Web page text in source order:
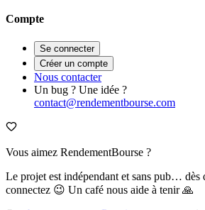
Compte
Se connecter
Créer un compte
Nous contacter
Un bug ? Une idée ?
contact@rendementbourse.com
Vous aimez RendementBourse ?
Le projet est indépendant et sans pub… dès
connectez 😉 Un café nous aide à tenir 🙏